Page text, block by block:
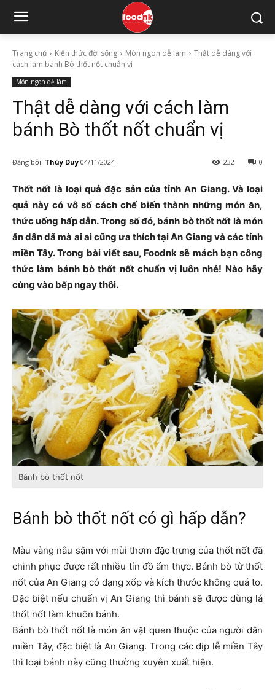
Trang chủ Kiến thức đời sống Món ngon dễ làm
Thật dễ dàng với
cách làm bánh Bò thốt nốt chuẩn vị
Món ngon dễ làm
Thật dễ dàng với cách làm
bánh Bò thốt nốt chuẩn vị
Đăng bởi: Thúy Duy 04/11/2024 0
232
Thốt nốt là loại quả đặc sản của tỉnh An Giang. Và loại
quả này có vô số cách chế biến thành những món ăn,
thức uống hấp dẫn. Trong số đó, bánh bò thốt nốt là món
ăn dân dã mà ai ai cũng ưa thích tại An Giang và các tỉnh
miền Tây. Trong bài viết sau, Foodnk sẽ mách bạn công
thức làm bánh bò thốt nốt chuẩn vị luôn nhé! Nào hãy
cùng vào bếp ngay thôi.
Bánh bò thốt nốt
Bánh bò thốt nốt có gì hấp dẫn?
Màu vàng nâu sậm với mùi thơm đặc trưng của thốt nốt đã
chinh phục được rất nhiều tín đồ ẩm thực. Bánh bò từ thốt
nốt của An Giang có dạng xốp và kích thước không quá to.
Đặc biệt nếu chuẩn vị An Giang thì bánh sẽ được dùng lá
thốt nốt làm khuôn bánh.
Bánh bò thốt nốt là món ăn vặt quen thuộc của người dân
miền Tây, đặc biệt là An Giang. Trong các dịp lễ miền Tây
thì loại bánh này cũng thường xuyên xuất hiện.